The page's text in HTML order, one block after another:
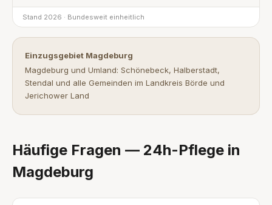
Stand 2026 · Bundesweit einheitlich
Einzugsgebiet Magdeburg
Magdeburg und Umland: Schönebeck, Halberstadt,
Stendal und alle Gemeinden im Landkreis Börde und
Jerichower Land
Häufige Fragen — 24h-Pflege in
Magdeburg